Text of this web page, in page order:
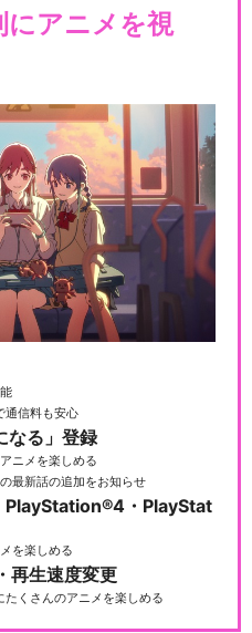
かんしゃトーマス（シリー
ズ16）
かんしゃトーマス（シリー
17）
かんしゃトーマス（シリー
19）
きかんしゃトーマス（シリー
ズ20）
にアニメを視
通信料も安心
なる」登録
ニメを楽しめる
最新話の追加をお知らせ
PlayStation®4・PlayStat
を楽しめる
再生速度変更
たくさんのアニメを楽しめる